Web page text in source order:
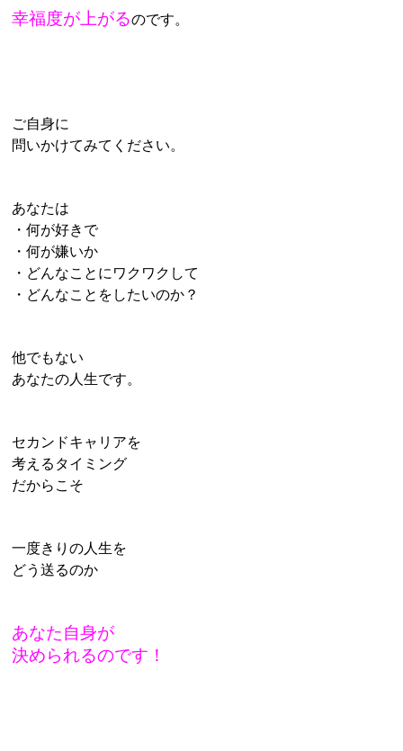
幸福度が上がるのです。
ご自身に
問いかけてみてください。
あなたは
・何が好きで
・何が嫌いか
・どんなことにワクワクして
・どんなことをしたいのか？
他でもない
あなたの人生です。
セカンドキャリアを
考えるタイミング
だからこそ
一度きりの人生を
どう送るのか
あなた自身が
決められるのです！